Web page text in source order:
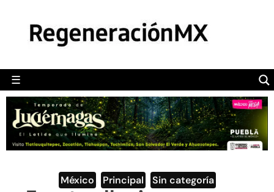
☰
POLÍTICA
CAMALEÓN
OPINIÓN
DEPORTES
ENGLISH SECTION
México Principal Sin categoría